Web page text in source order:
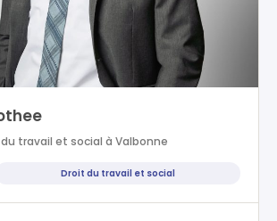
travail et social à Valbonne
Droit du travail et social